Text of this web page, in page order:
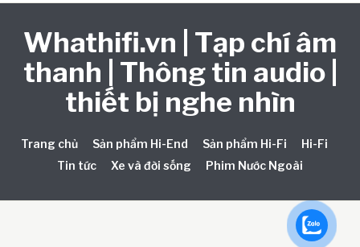
Whathifi.vn | Tạp chí âm
thanh | Thông tin audio |
thiết bị nghe nhìn
Trang chủ Sản phẩm Hi-End Sản phẩm Hi-Fi
Hi-Fi
Tin tức
Xe và đời sống Phim Nước Ngoài